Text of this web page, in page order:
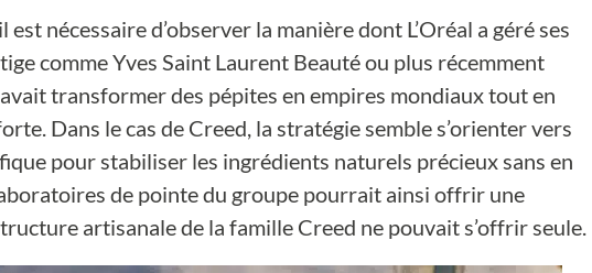
nécessaire d’observer la manière dont L’Oréal a géré ses
comme Yves Saint Laurent Beauté ou plus récemment
transformer des pépites en empires mondiaux tout en
Dans le cas de Creed, la stratégie semble s’orienter vers
pour stabiliser les ingrédients naturels précieux sans en
de pointe du groupe pourrait ainsi offrir une
artisanale de la famille Creed ne pouvait s’offrir seule.